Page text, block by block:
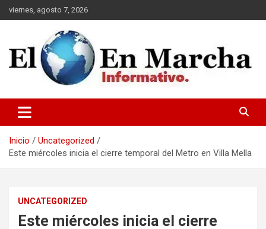
Saltar
al
viernes, agosto 7, 2026
elmundoenmarcha.net
Inicio
Uncategorized
Este miércoles inicia el cierre temporal del Metro en Villa Mella
UNCATEGORIZED
Este miércoles inicia el cierre